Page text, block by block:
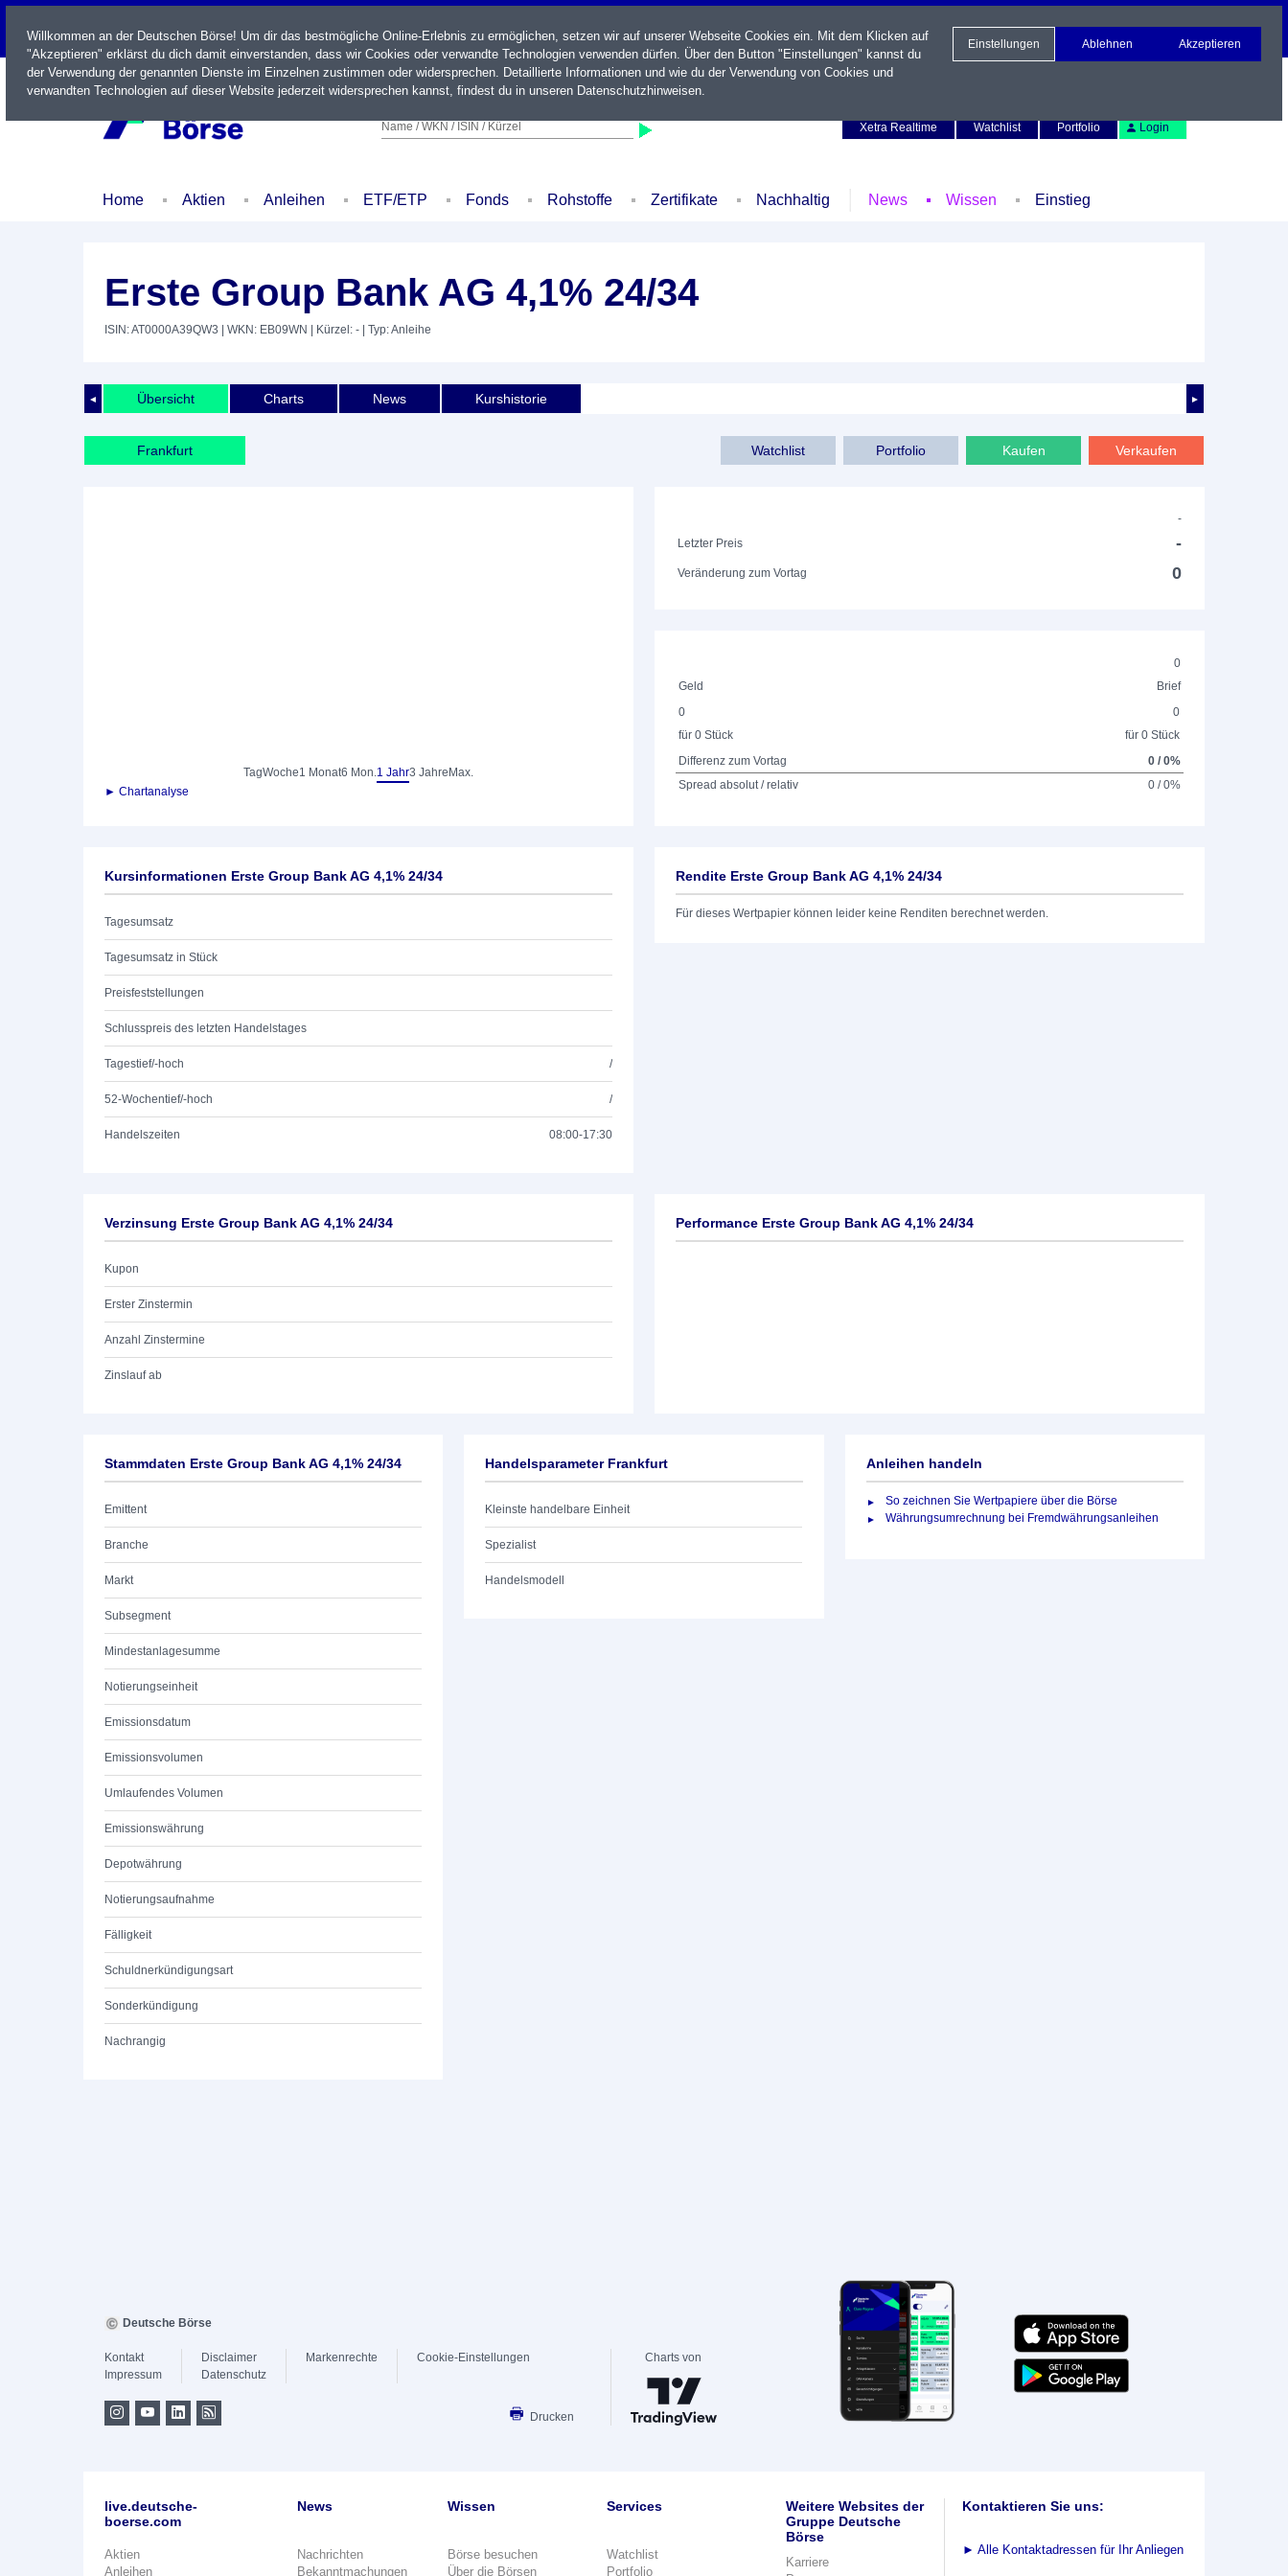
LIVE
Name / WKN / ISIN / Kürzel
Xetra Realtime
Watchlist Portfolio Login
Home Aktien Anleihen ETF/ETP Fonds Rohstoffe Zertifikate Nachhaltig News Wissen Einstieg
Erste Group Bank AG 4,1% 24/34
ISIN: AT0000A39QW3 | WKN: EB09WN | Kürzel: - | Typ: Anleihe
◄ ►
Übersicht Charts News Kurshistorie
Frankfurt Verkaufen
Kaufen
Portfolio
Watchlist
TagWoche1 Monat6 Mon.1 Jahr3 Jahre Max.
► Chartanalyse
-
Letzter Preis
-
Veränderung zum Vortag 0
0
Geld
Brief
0
für 0 Stück
0
für 0 Stück
Differenz zum Vortag
0 / 0%
Spread absolut / relativ
0 / 0%
Kursinformationen Erste Group Bank AG 4,1% 24/34
Tagesumsatz
Tagesumsatz in Stück
Preisfeststellungen
Schlusspreis des letzten Handelstages
Tagestief/-hoch /
52-Wochentief/-hoch /
Handelszeiten 08:00-17:30
Rendite Erste Group Bank AG 4,1% 24/34
Für dieses Wertpapier können leider keine Renditen berechnet werden.
Verzinsung Erste Group Bank AG 4,1% 24/34
Kupon
Erster Zinstermin
Anzahl Zinstermine
Zinslauf ab
Performance Erste Group Bank AG 4,1% 24/34
Stammdaten Erste Group Bank AG 4,1% 24/34
Emittent
Branche
Markt
Subsegment
Mindestanlagesumme
Notierungseinheit
Emissionsdatum
Emissionsvolumen
Umlaufendes Volumen
Emissionswährung
Depotwährung
Notierungsaufnahme
Fälligkeit
Schuldnerkündigungsart
Sonderkündigung
Nachrangig
Handelsparameter Frankfurt
Kleinste handelbare Einheit
Spezialist
Handelsmodell
Anleihen handeln
So zeichnen Sie Wertpapiere über die Börse
Währungsumrechnung bei Fremdwährungsanleihen
Willkommen an der Deutschen Börse! Um dir das bestmögliche Online-Erlebnis zu ermöglichen, setzen wir auf unserer Webseite Cookies ein. Mit dem Klicken auf
"Akzeptieren" erklärst du dich damit einverstanden, dass wir Cookies oder verwandte Technologien verwenden dürfen. Über den Button "Einstellungen" kannst du
der Verwendung der genannten Dienste im Einzelnen zustimmen oder widersprechen. Detaillierte Informationen und wie du der Verwendung von Cookies und
verwandten Technologien auf dieser Website jederzeit widersprechen kannst, findest du in unseren Datenschutzhinweisen.
Einstellungen Ablehnen Akzeptieren
Deutsche Börse
Kontakt
Impressum
Disclaimer
Datenschutz
Markenrechte Cookie-Einstellungen
Drucken
Charts von
live.deutsche-
boerse.com
Aktien
Anleihen
News
Nachrichten
Bekanntmachungen
Wissen
Börse besuchen
Über die Börsen
Services
Watchlist
Portfolio
Weitere Websites der
Gruppe Deutsche
Börse
Karriere
Kontaktieren Sie uns:
► Alle Kontaktadressen für Ihr Anliegen